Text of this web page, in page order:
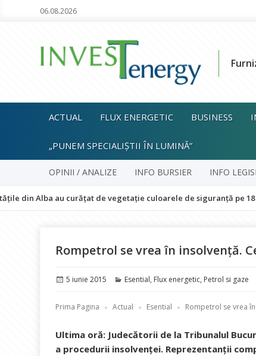
06.08.2026
ACTUAL FLUX ENERGETIC BUSINESS
„PUNEM SPECIALIȘTII ÎN LUMINĂ”
OPINII / ANALIZE INFO BURSIER INFO
au curățat de vegetație culoarele de siguranță pe 18 kilometri
Rompetrol se vrea în insolvență.
Publicat
5 iunie 2015 Categorii
Esential, Flux energetic, Petrol si gaze
Prima Pagina Actual Esential Rompetrol se vrea
Ultima oră: Judecătorii de la Tribunalul
a procedurii insolvenţei. Reprezentanţii